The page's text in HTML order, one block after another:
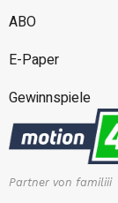
ABO
E-Paper
Gewinnspiele
Partner von familiii